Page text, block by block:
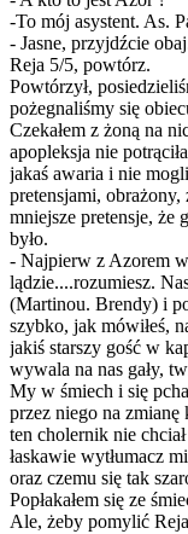
-To mój asystent. As.
- Jasne, przyjdźcie
Reja 5/5, powtórz.
Powtórzył,
pożegnaliśmy się
Czekałem z żoną na
apopleksja nie
jakaś awaria i nie
pretensjami,
mniejsze pretensje, że
było.
- Najpierw z Azorem
lądzie....rozumiesz.
(Martinou. Brendy) i
szybko, jak mówiłeś,
jakiś starszy gość w
wywala na nas gały,
My w śmiech i się
przez niego na
ten cholernik nie
łaskawie wytłumacz
oraz czemu się tak
Popłakałem się ze
Ale, żeby pomylić